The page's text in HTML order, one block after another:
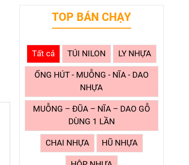
TOP BÁN CHẠY
Tất cả TÚI NILON LY NHỰA
ỐNG HÚT - MUỖNG - NĨA - DAO
NHỰA
MUỖNG – ĐŨA – NĨA – DAO GỖ
DÙNG 1 LẦN
CHAI NHỰA HŨ NHỰA